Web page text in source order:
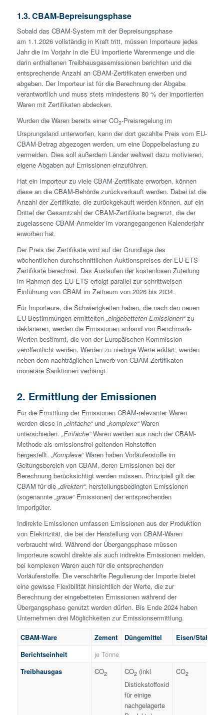
1.3. CBAM-Bepreisungsphase
Sobald das CBAM-System mit der Bepreisungsphase
am 1.1.2026 vollständig in Kraft tritt, müssen Importeure jedes
Jahr die im Vorjahr in die EU importierte Warenmenge und die
darin enthaltenen Treibhausgasemissionen berichten und die
entsprechende Anzahl an CBAM-Zertifikaten erwerben und
abgeben. Der Importeur ist für die Berechnung der Abgabe
verantwortlich und muss stets mindestens 80 % der importierten
Waren mit Zertifikaten abdecken.
Wurden die Waren bereits einer CO2-Preisregelung im
Ursprungsland unterworfen, kann der dort gezahlte Preis vom EU-
CBAM-Betrag abgezogen werden, um eine Doppelbelastung zu
vermeiden. Dies soll außerdem Länder weltweit dazu motivieren,
eigene Abgaben auf Emissionen einzuführen.
Hat ein Importeur zu viele CBAM-Zertifikate erworben, können
diese an die CBAM-Behörde zurückverkauft werden. Dabei ist die
Anzahl der Zertifikate, die zurückgekauft werden können, auf ein
Drittel der Gesamtzahl der CBAM-Zertifikate begrenzt, die der
zugelassene CBAM-Anmelder im vorangegangenen Kalenderjahr
erworben hat.
Der Preis der Zertifikate wird auf der Grundlage des
wöchentlichen durchschnittlichen Auktionspreises der EU-ETS-
Zertifikate berechnet. Das Auslaufen der kostenlosen Zuteilung
im Rahmen des EU-ETS erfolgt parallel zur schrittweisen
Einführung von CBAM im Zeitraum von 2026 bis 2034.
Für Importeure, die Schwierigkeiten haben, die nach den neuen
EU-Bestimmungen ermittelten „eingebetteten Emissionen“zu
deklarieren, werden die Emissionen anhand von Benchmark-
Werten bestimmt, die von der Europäischen Kommission
veröffentlicht werden. Werden zu niedrige Werte erklärt, werden
neben dem nachträglichen Erwerb von CBAM-Zertifikaten
monetäre Sanktionen verhängt.
2. Ermittlung der Emissionen
Für die Ermittlung der Emissionen CBAM-relevanter Waren
werden diese in „einfache“und „komplexe“Waren
unterschieden. „Einfache“Waren werden aus nach der CBAM-
Methode als emissionsfrei geltenden Rohstoffen
hergestellt. „Komplexe“Waren haben Vorläuferstoffe im
Geltungsbereich von CBAM, deren Emissionen bei der
Berechnung berücksichtigt werden müssen. Prinzipiell gilt der
CBAM für die „direkten“, herstellungsbedingten Emissionen
(sogenannte „graue“Emissionen) der entsprechenden
Importgüter.
Indirekte Emissionen umfassen Emissionen aus der Produktion
von Elektrizität, die bei der Herstellung von CBAM-Waren
verbraucht wird. Während der Übergangsphase müssen
Importeure sowohl direkte als auch indirekte Emissionen melden,
bei komplexen Waren auch für die entsprechenden
Vorläuferstoffe. Die verschärfte Regulierung der Importe bietet
eine gewisse Flexibilität hinsichtlich der Werte, die zur
Berechnung der eingebetteten Emissionen während der
Übergangsphase genutzt werden dürfen. Bis Ende 2024 haben
Unternehmen drei Möglichkeiten zur Emissionsermittlung.
CBAM-Ware Zement Düngemittel Eisen/Stahl
Berichtseinheit
je Tonne
Treibhausgas
CO2 CO2 (inkl
Distickstoffoxid
für einige
nachgelagerte
CO2